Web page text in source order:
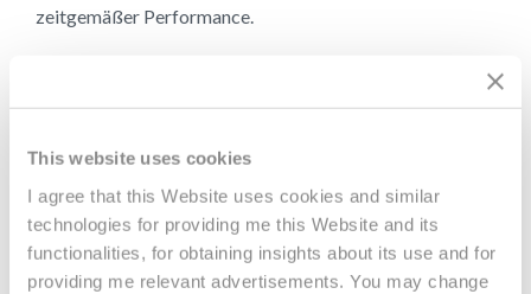
This website uses cookies
I agree that this Website uses cookies and similar
technologies for providing me this Website and its
functionalities, for obtaining insights about its use and for
providing me relevant advertisements. You may change
zeitgemäßer Performance.
DIE FLYBACK-FUNKTION
Longines in den 1930er Jahren entwickelt wurde –
ermöglicht es, mit einem Chronographen
aufeinanderfolgende Zeitintervalle einfach und schnell zu
messen. Im Gegensatz zu einem herkömmlichen
Chronographen, bei dem der Sekundenzeiger gestoppt,